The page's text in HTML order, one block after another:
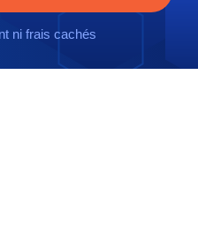
ni frais cachés